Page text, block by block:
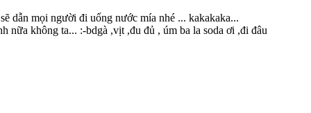
dẫn mọi người đi uống nước mía nhé ... kakakaka...
nữa không ta... :-bdgà ,vịt ,đu đủ , úm ba la soda ơi ,đi đâu